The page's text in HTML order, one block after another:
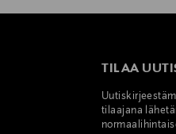
TILAA
tilaajana